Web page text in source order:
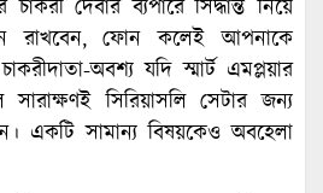
দেবার ব্যপারে সিদ্ধান্ত নিয়ে
রাখবেন, ফোন কলেই আপনাকে
অবশ্য যদি স্মার্ট এমপ্লয়ার
সিরিয়াসলি সেটার জন্য
একটি সামান্য বিষয়কেও অবহেলা